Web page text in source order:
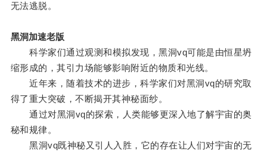
无法逃脱。
黑洞加速老版
科学家们通过观测和模拟发现，黑洞vq可能是由恒星坍
缩形成的，其引力场能够影响附近的物质和光线。
近年来，随着技术的进步，科学家们对黑洞vq的研究取
得了重大突破，不断揭开其神秘面纱。
通过对黑洞vq的探索，人类能够更深入地了解宇宙的奥
秘和规律。
黑洞vq既神秘又引人入胜，它的存在让人们对宇宙的无